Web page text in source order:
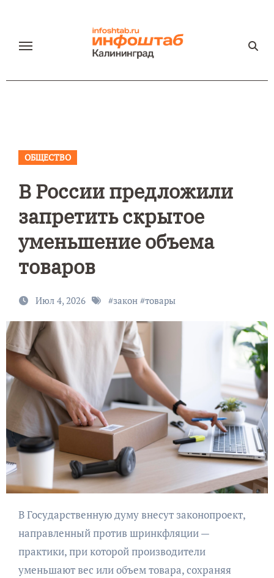
содержанию
ОБЩЕСТВО
В России предложили
запретить скрытое
уменьшение объема
товаров
Июл 4, 2026 #закон#товары
В Государственную думу внесут законопроект,
направленный против шринкфляции —
практики, при которой производители
уменьшают вес или объем товара, сохраняя